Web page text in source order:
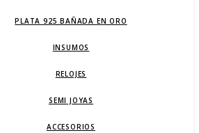
PLATA 925 BAÑADA EN ORO
INSUMOS
RELOJES
SEMI JOYAS
ACCESORIOS